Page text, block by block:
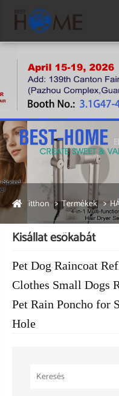
itthon Termékek
Kisállat esőkabát
Pet Dog Raincoat
Clothes Small Dogs
Pet Rain Poncho for
Hole